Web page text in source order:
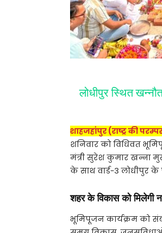
लोधीपुर स्थित
शाहजहांपुर (राष्ट्र की
शनिवार को विधिवत
मंत्री सुरेश कुमार खन्ना
के साथ वार्ड-3 लोधीपुर के
शहर के विकास को मिलेगी
भूमिपूजन कार्यक्रम को